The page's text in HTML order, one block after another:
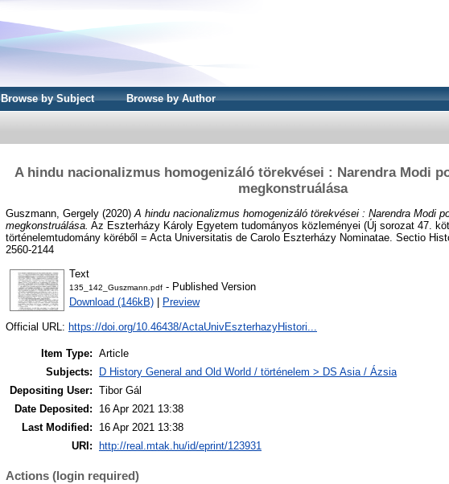
Browse by Subject Browse by Author
A hindu nacionalizmus homogenizáló törekvései : Narendra Modi
megkonstruálása
Guszmann, Gergely (2020) A hindu nacionalizmus homogenizáló törekvései : Narendra Modi
megkonstruálása. Az Eszterházy Károly Egyetem tudományos közleményei (Új sorozat 47.
történelemtudomány köréből = Acta Universitatis de Carolo Eszterházy Nominatae. Sectio
2560-2144
Text
135_142_Guszmann.pdf - Published Version
Download (146kB)
Preview
Official URL: https://doi.org/10.46438/ActaUnivEszterhazyHistori...
Item Type: Article
Subjects:
D History General and Old World / történelem > DS Asia / Ázsia
Depositing User: Tibor Gál
Date Deposited:
16 Apr 2021 13:38
Last Modified:
16 Apr 2021 13:38
URI:
http://real.mtak.hu/id/eprint/123931
Actions (login required)